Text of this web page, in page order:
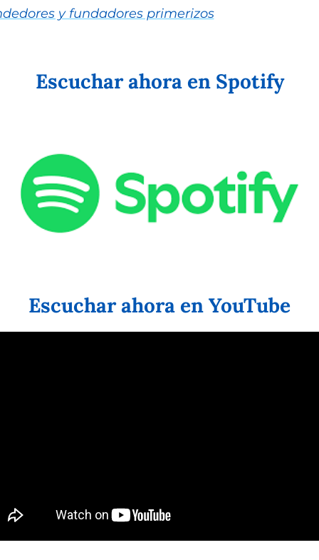
y fundadores primerizos
Escuchar ahora en Spotify
Escuchar ahora en YouTube